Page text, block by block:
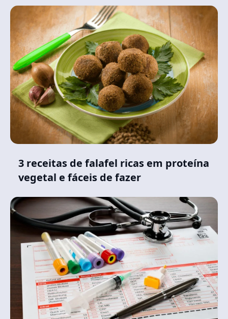
3 receitas de falafel ricas em proteína
vegetal e fáceis de fazer